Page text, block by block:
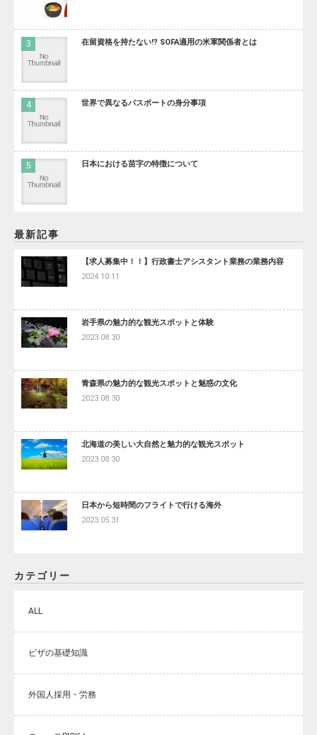
在留資格を持たない!? SOFA適用の米軍関係者とは
世界で異なるパスポートの身分事項
日本における苗字の特徴について
最新記事
【求人募集中！！】行政書士アシスタント業務の業務内容
2024.10.11
岩手県の魅力的な観光スポットと体験
2023.08.30
青森県の魅力的な観光スポットと魅惑の文化
2023.08.30
北海道の美しい大自然と魅力的な観光スポット
2023.08.30
日本から短時間のフライトで行ける海外
2023.05.31
カテゴリー
ALL
ビザの基礎知識
外国人採用・労務